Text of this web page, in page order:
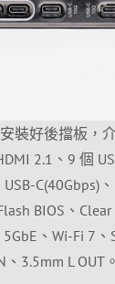
裝好後擋板，
2.1、9 個
C(40Gbps)
BIOS、
、Wi-Fi 7、
3.5mm L OUT。